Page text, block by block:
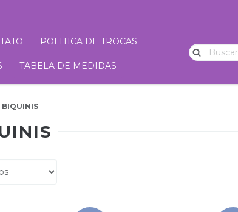
POLITICA DE TROCAS
TABELA DE MEDIDAS
BIQUINIS